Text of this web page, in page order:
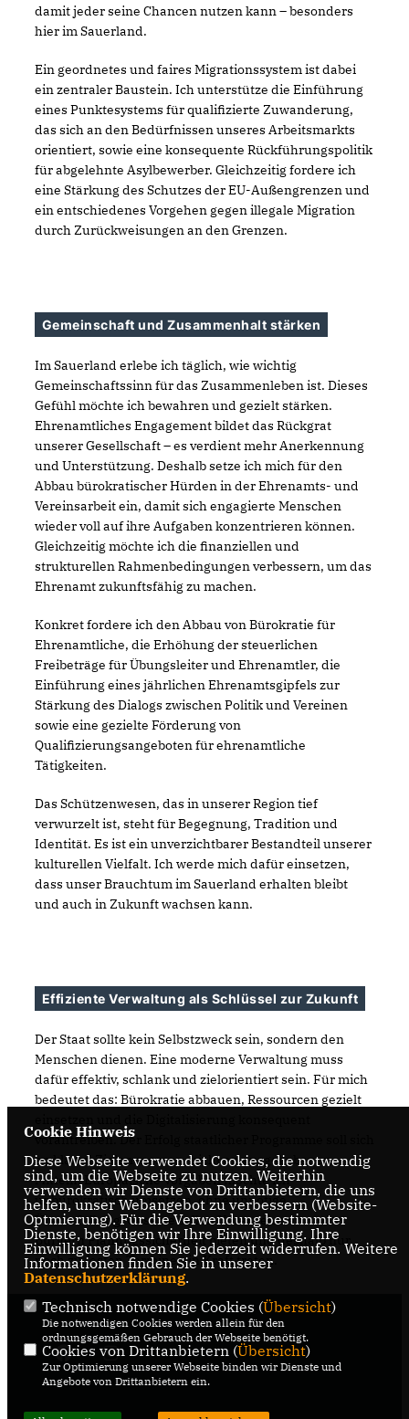
damit jeder seine Chancen nutzen kann – besonders
hier im Sauerland.
Ein geordnetes und faires Migrationssystem ist dabei
ein zentraler Baustein. Ich unterstütze die Einführung
eines Punktesystems für qualifizierte Zuwanderung,
das sich an den Bedürfnissen unseres Arbeitsmarkts
orientiert, sowie eine konsequente Rückführungspolitik
für abgelehnte Asylbewerber. Gleichzeitig fordere ich
eine Stärkung des Schutzes der EU-Außengrenzen und
ein entschiedenes Vorgehen gegen illegale Migration
durch Zurückweisungen an den Grenzen.
Gemeinschaft und Zusammenhalt stärken
Im Sauerland erlebe ich täglich, wie wichtig
Gemeinschaftssinn für das Zusammenleben ist. Dieses
Gefühl möchte ich bewahren und gezielt stärken.
Ehrenamtliches Engagement bildet das Rückgrat
unserer Gesellschaft – es verdient mehr Anerkennung
und Unterstützung. Deshalb setze ich mich für den
Abbau bürokratischer Hürden in der Ehrenamts- und
Vereinsarbeit ein, damit sich engagierte Menschen
wieder voll auf ihre Aufgaben konzentrieren können.
Gleichzeitig möchte ich die finanziellen und
strukturellen Rahmenbedingungen verbessern, um das
Ehrenamt zukunftsfähig zu machen.
Konkret fordere ich den Abbau von Bürokratie für
Ehrenamtliche, die Erhöhung der steuerlichen
Freibeträge für Übungsleiter und Ehrenamtler, die
Einführung eines jährlichen Ehrenamtsgipfels zur
Stärkung des Dialogs zwischen Politik und Vereinen
sowie eine gezielte Förderung von
Qualifizierungsangeboten für ehrenamtliche
Tätigkeiten.
Das Schützenwesen, das in unserer Region tief
verwurzelt ist, steht für Begegnung, Tradition und
Identität. Es ist ein unverzichtbarer Bestandteil unserer
kulturellen Vielfalt. Ich werde mich dafür einsetzen,
dass unser Brauchtum im Sauerland erhalten bleibt
und auch in Zukunft wachsen kann.
Effiziente Verwaltung als Schlüssel zur Zukunft
Der Staat sollte kein Selbstzweck sein, sondern den
Menschen dienen. Eine moderne Verwaltung muss
dafür effektiv, schlank und zielorientiert sein. Für mich
bedeutet das: Bürokratie abbauen, Ressourcen gezielt
vorantreiben. Der Erfolg staatlicher Programme soll sich
an klaren Zielen messen, nicht an ausgegebenen
Mitteln. Europäische Vorgaben möchte ich
unbürokratisch umsetzen, ohne unnötige
Übererfüllung. Gesetze sollen Unternehmen und
Bürgern Planungssicherheit bieten und deshalb nur
noch zu festen Terminen in Kraft treten.
Cookie Hinweis
Diese Webseite verwendet Cookies, die notwendig
sind, um die Webseite zu nutzen. Weiterhin
verwenden wir Dienste von Drittanbietern, die uns
helfen, unser Webangebot zu verbessern (Website-
Optmierung). Für die Verwendung bestimmter
Dienste, benötigen wir Ihre Einwilligung. Ihre
Einwilligung können Sie jederzeit widerrufen. Weitere
Informationen finden Sie in unserer
Datenschutzerklärung.
Technisch notwendige Cookies (Übersicht)
Die notwendigen Cookies werden allein für den
ordnungsgemäßen Gebrauch der Webseite benötigt.
Cookies von Drittanbietern (Übersicht)
Zur Optimierung unserer Webseite binden wir Dienste und
Angebote von Drittanbietern ein.